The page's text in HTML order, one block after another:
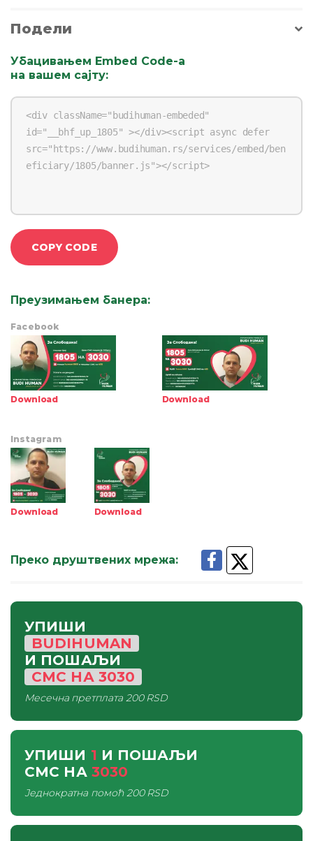
Подели
Убацивањем Embed Code-a
на вашем сајту:
COPY CODE
Преузимањем банера:
Facebook
Download Download
Instagram
Download Download
Преко друштвених мрежа:
УПИШИ
BUDIHUMAN
И ПОШАЉИ
СМС НА3030
Месечна претплата200 RSD
УПИШИ 1 И ПОШАЉИ
СМС НА 3030
Једнократна помоћ200 RSD